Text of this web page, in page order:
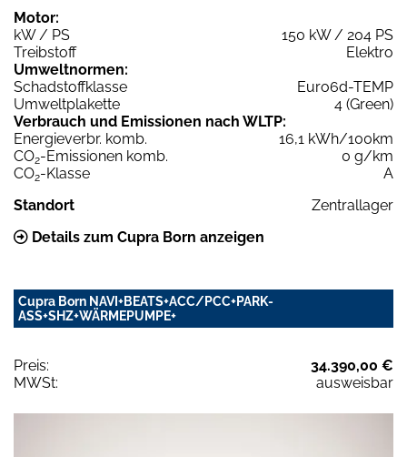
Motor:
kW / PS
150 kW / 204 PS
Treibstoff
Elektro
Umweltnormen:
Schadstoffklasse
Euro6d-TEMP
Umweltplakette
4 (Green)
Verbrauch und Emissionen nach WLTP:
Energieverbr. komb.
16,1 kWh/100km
CO2-Emissionen komb.
0 g/km
CO2-Klasse
A
Standort
Zentrallager
Details zum Cupra Born anzeigen
Cupra Born NAVI+BEATS+ACC/PCC+PARK-
ASS+SHZ+WÄRMEPUMPE+
Preis:
34.390,00 €
MWSt:
ausweisbar